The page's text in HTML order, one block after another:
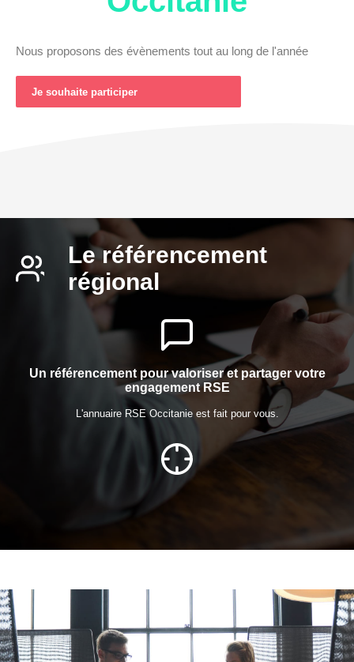
Nous proposons des évènements tout au long de l'année
Je souhaite participer
Le référencement
régional
Un référencement pour valoriser et partager votre
engagement RSE
L'annuaire RSE Occitanie est fait pour vous.